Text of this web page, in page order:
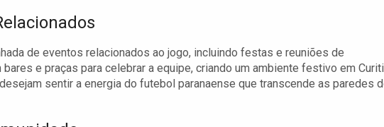
de eventos relacionados ao jogo, incluindo festas e reuniões de
e praças para celebrar a equipe, criando um ambiente festivo em
sentir a energia do futebol paranaense que transcende as paredes